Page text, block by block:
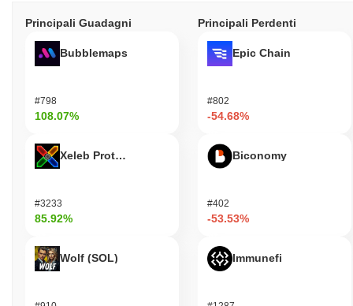
Principali Guadagni
Bubblemaps
#798
108.07%
Xeleb Protocol
#3233
85.92%
Wolf (SOL)
Principali Perdenti
Epic Chain
#802
-54.68%
Biconomy
#402
-53.53%
Immunefi